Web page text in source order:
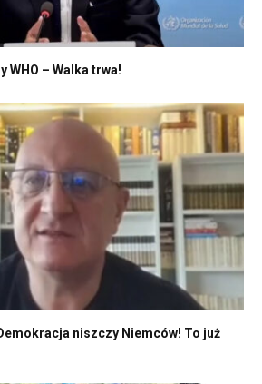
– Walka trwa!
niszczy Niemców! To już